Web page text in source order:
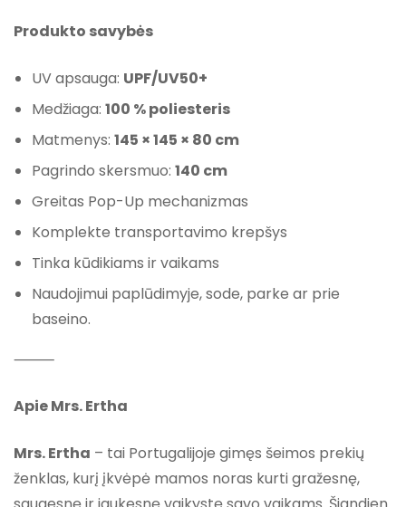
Produkto savybės
UV apsauga: UPF/UV50+
Medžiaga: 100 % poliesteris
Matmenys: 145 × 145 × 80 cm
Pagrindo skersmuo: 140 cm
Greitas Pop-Up mechanizmas
Komplekte transportavimo krepšys
Tinka kūdikiams ir vaikams
Naudojimui paplūdimyje, sode, parke ar prie
baseino.
⸻
Apie Mrs. Ertha
Mrs. Ertha – tai Portugalijoje gimęs šeimos prekių
ženklas, kurį įkvėpė mamos noras kurti gražesnę,